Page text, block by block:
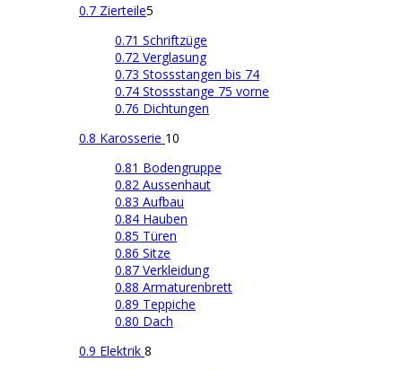
0.7 Zierteile5
0.71 Schriftzüge
0.72 Verglasung
0.73 Stossstangen bis 74
0.74 Stossstange 75 vorne
0.76 Dichtungen
0.8 Karosserie 10
0.81 Bodengruppe
0.82 Aussenhaut
0.83 Aufbau
0.84 Hauben
0.85 Türen
0.86 Sitze
0.87 Verkleidung
0.88 Armaturenbrett
0.89 Teppiche
0.80 Dach
0.9 Elektrik 8